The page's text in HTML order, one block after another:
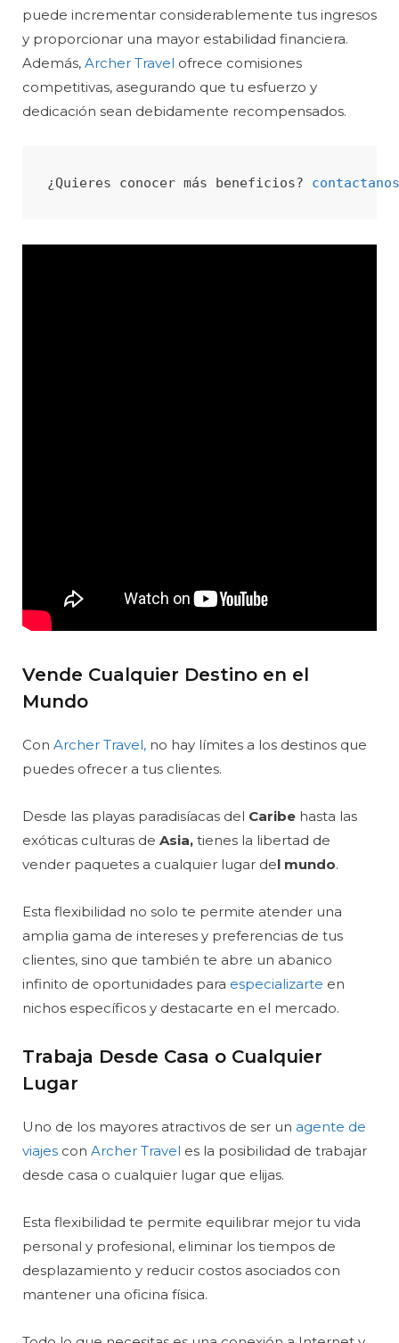
puede incrementar considerablemente tus ingresos
y proporcionar una mayor estabilidad financiera.
Además, Archer Travel ofrece comisiones
competitivas, asegurando que tu esfuerzo y
dedicación sean debidamente recompensados.
¿Quieres conocer más beneficios?
Vende Cualquier Destino en el
Mundo
Con Archer Travel, no hay límites a los destinos que
puedes ofrecer a tus clientes.
Desde las playas paradisíacas del Caribe hasta las
exóticas culturas de Asia, tienes la libertad de
vender paquetes a cualquier lugar del mundo.
Esta flexibilidad no solo te permite atender una
amplia gama de intereses y preferencias de tus
clientes, sino que también te abre un abanico
infinito de oportunidades para especializarte en
nichos específicos y destacarte en el mercado.
Trabaja Desde Casa o Cualquier
Lugar
Uno de los mayores atractivos de ser un agente de
viajes con Archer Travel es la posibilidad de trabajar
desde casa o cualquier lugar que elijas.
Esta flexibilidad te permite equilibrar mejor tu vida
personal y profesional, eliminar los tiempos de
desplazamiento y reducir costos asociados con
mantener una oficina física.